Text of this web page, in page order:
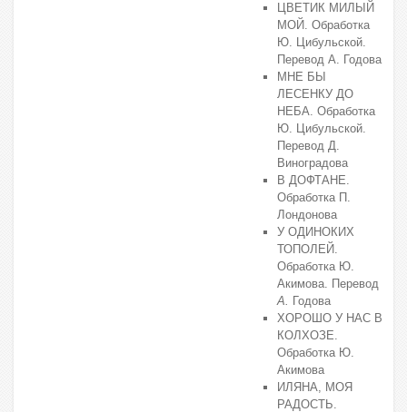
ЦВЕТИК МИЛЫЙ
МОЙ. Обработка
Ю. Цибульской.
Перевод А. Годова
МНЕ БЫ
ЛЕСЕНКУ ДО
НЕБА. Обработка
Ю. Цибульской.
Перевод Д.
Виноградова
В ДОФТАНЕ.
Обработка П.
Лондонова
У ОДИНОКИХ
ТОПОЛЕЙ.
Обработка Ю.
Акимова. Перевод
А. Годова
ХОРОШО У НАС В
КОЛХОЗЕ.
Обработка Ю.
Акимова
ИЛЯНА, МОЯ
РАДОСТЬ.